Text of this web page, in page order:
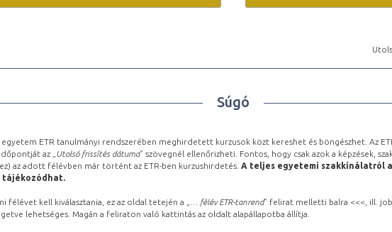
Súgó
egyetem ETR tanulmányi rendszerében meghirdetett kurzusok közt kereshet és böngészhet. Az
az „ Utolsó frissítés dátuma” szövegnél ellenőrizheti. Fontos, hogy csak azok a képzések,
az adott félévben már történt az ETR-ben kurzushirdetés. A teljes egyetemi szakkínálatról a
tájékozódhat.
félévet kell kiválasztania, ez az oldal tetején a „ … félév ETR-tanrend” felirat melletti balra <<<, ill.
lehetséges. Magán a feliraton való kattintás az oldalt alapállapotba állítja.